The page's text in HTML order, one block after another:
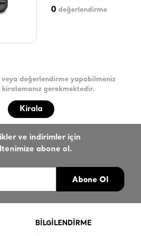
0 değerlendirme
veya değerlendirme yapabilmeniz
kiralamanız gerekmektedir.
Kirala
ve indirimler için
abone ol.
Abone Ol
BİLGİLENDİRME